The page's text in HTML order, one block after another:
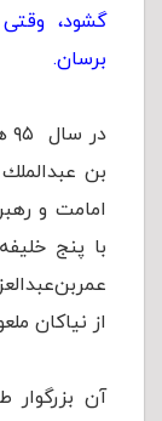
گشود،
برسان.
بن
امامت و
با پنج
از نیاکان
آن بزرگوار